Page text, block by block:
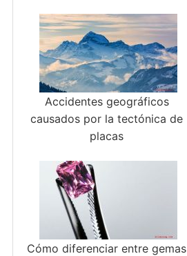
Accidentes geográficos
causados por la tectónica de
placas
Cómo diferenciar entre gemas